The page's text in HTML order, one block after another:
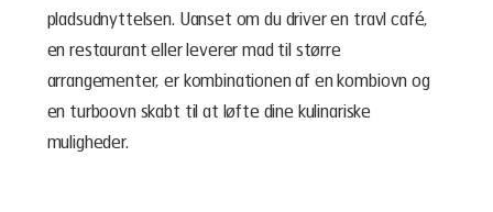
pladsudnyttelsen. Uanset om du driver en travl café,
en restaurant eller leverer mad til større
arrangementer, er kombinationen af en kombiovn og
en turboovn skabt til at løfte dine kulinariske
muligheder.